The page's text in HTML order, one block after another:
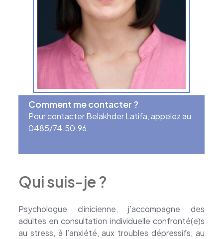
Qui suis-je ?
Psychologue clinicienne, j’accompagne des
adultes en consultation individuelle confronté(e)s
au stress, à l’anxiété, aux troubles dépressifs, au
Comment me contacter ?
Pour contacter Belakhder Latifa, appelez au
0485/74.50.96.